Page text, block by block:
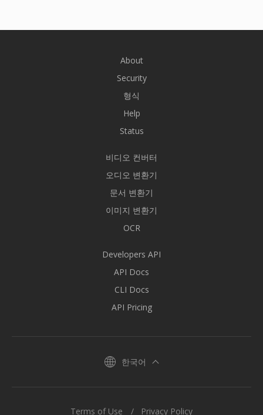
About
Security
형식
Help
Status
비디오 컨버터
오디오 변환기
문서 변환기
이미지 변환기
OCR
Developers API
API Docs
CLI Docs
API Pricing
한국어
Terms of Use Privacy Policy